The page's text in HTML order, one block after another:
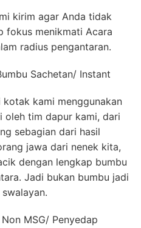
kirim agar Anda tidak
fokus menikmati Acara
radius pengantaran.
Sachetan/ Instant
kami menggunakan
oleh tim dapur kami, dari
sebagian dari hasil
jawa dari nenek kita,
dengan lengkap bumbu
Jadi bukan bumbu jadi
MSG/ Penyedap